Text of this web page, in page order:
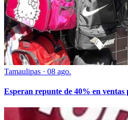
Tamaulipas · 08 ago.
Esperan repunte de 40% en ventas